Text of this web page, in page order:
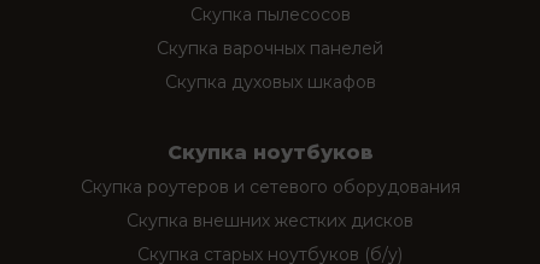
Скупка пылесосов
Скупка варочных панелей
Скупка духовых шкафов
Скупка ноутбуков
Скупка роутеров и сетевого оборудования
Скупка внешних жестких дисков
Скупка старых ноутбуков (б/у)